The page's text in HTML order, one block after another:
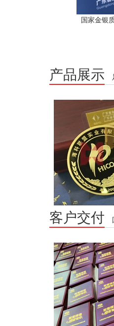
国家金银
产品展示
客户交付